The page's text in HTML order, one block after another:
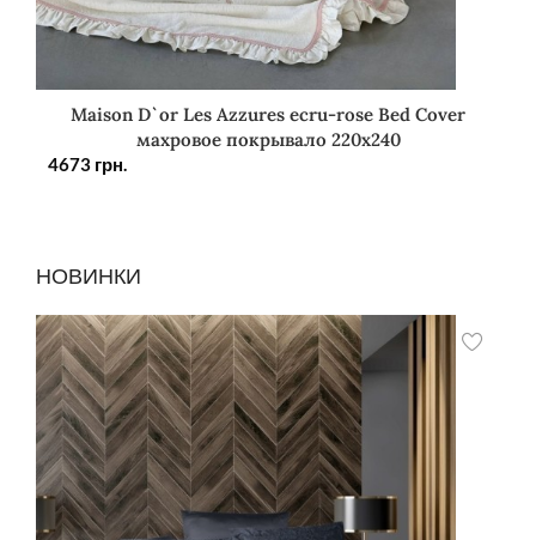
Maison D`or Les Azzures ecru-rose Bed Cover
махровое покрывало 220х240
4673 грн.
НОВИНКИ